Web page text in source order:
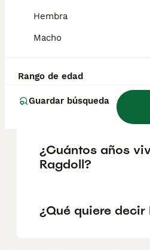
Hembra
Macho
Rango de edad
Guardar búsqueda
Informarse bien y
de comprometerse
¿Cómo es el
gato Ragdoll?
¿Cuántos años
Ragdoll?
¿Qué quiere decir